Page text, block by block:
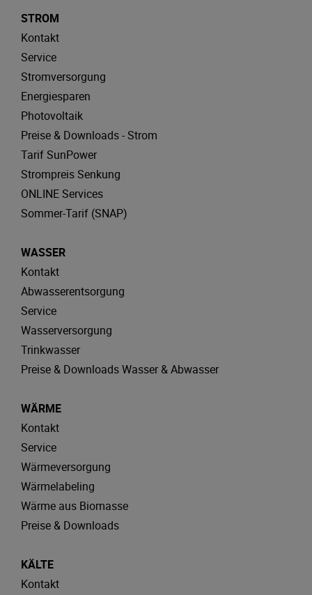
STROM
Kontakt
Service
Stromversorgung
Energiesparen
Photovoltaik
Preise & Downloads - Strom
Tarif SunPower
Strompreis Senkung
ONLINE Services
Sommer-Tarif (SNAP)
WASSER
Kontakt
Abwasserentsorgung
Service
Wasserversorgung
Trinkwasser
Preise & Downloads Wasser & Abwasser
WÄRME
Kontakt
Service
Wärmeversorgung
Wärmelabeling
Wärme aus Biomasse
Preise & Downloads
KÄLTE
Kontakt